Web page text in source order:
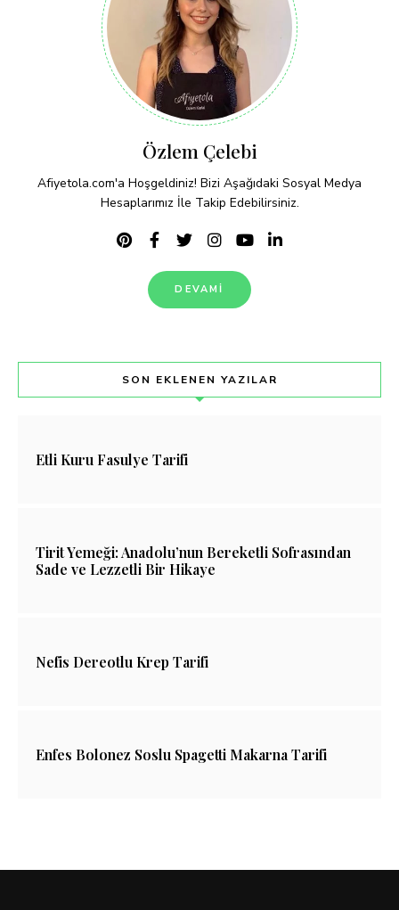
Özlem Çelebi
Afiyetola.com'a Hoşgeldiniz! Bizi Aşağıdaki Sosyal Medya
Hesaplarımız İle Takip Edebilirsiniz.
DEVAMI
SON EKLENEN YAZILAR
Etli Kuru Fasulye Tarifi
Tirit Yemeği: Anadolu’nun Bereketli Sofrasından
Sade ve Lezzetli Bir Hikaye
Nefis Dereotlu Krep Tarifi
Enfes Bolonez Soslu Spagetti Makarna Tarifi